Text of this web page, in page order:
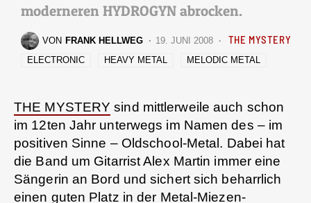
moderneren HYDROGYN abrocken.
VON FRANK HELLWEG 19. JUNI 2008 THE MYSTERY
ELECTRONIC HEAVY METAL MELODIC METAL
THE MYSTERY sind mittlerweile auch schon
im 12ten Jahr unterwegs im Namen des – im
positiven Sinne – Oldschool-Metal. Dabei hat
die Band um Gitarrist Alex Martin immer eine
Sängerin an Bord und sichert sich beharrlich
einen guten Platz in der Metal-Miezen-